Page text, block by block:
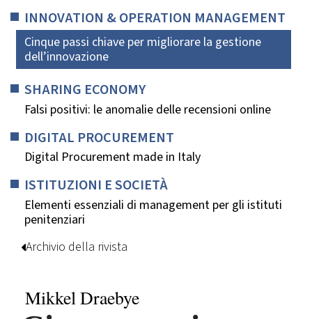
INNOVATION & OPERATION MANAGEMENT
Cinque passi chiave per migliorare la gestione
dell’innovazione
SHARING ECONOMY
Falsi positivi: le anomalie delle recensioni online
DIGITAL PROCUREMENT
Digital Procurement made in Italy
ISTITUZIONI E SOCIETÀ
Elementi essenziali di management per gli istituti
penitenziari
Archivio della rivista
Mikkel Draebye